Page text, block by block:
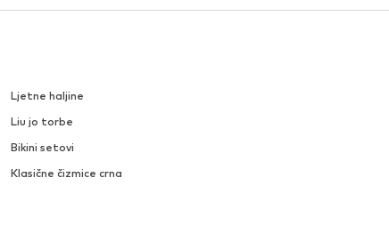
Ljetne haljine
Liu jo torbe
Bikini setovi
Klasične čizmice crna